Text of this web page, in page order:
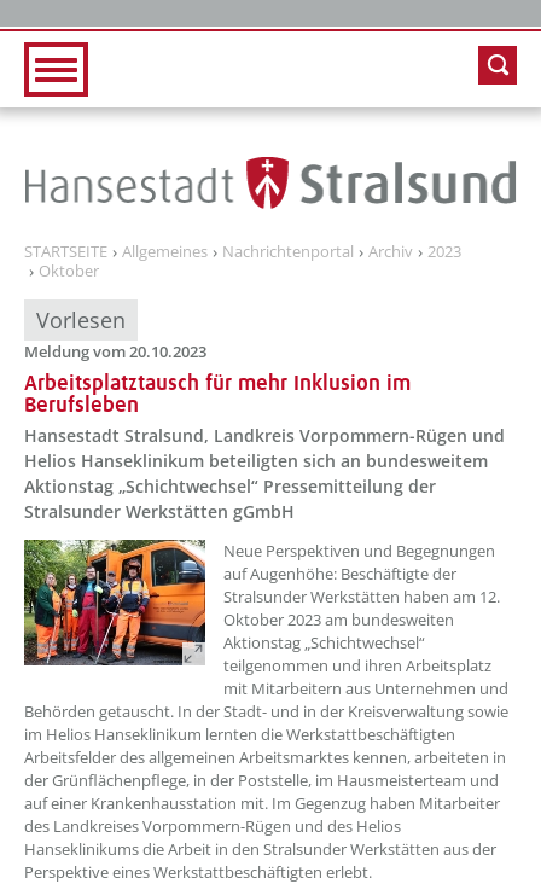
STARTSEITE Allgemeines Nachrichtenportal Archiv
2023
Oktober
Vorlesen
Meldung vom 20.10.2023
Arbeitsplatztausch für mehr Inklusion im
Berufsleben
Hansestadt Stralsund, Landkreis Vorpommern-Rügen und
Helios Hanseklinikum beteiligten sich an bundesweitem
Aktionstag „Schichtwechsel“ Pressemitteilung der
Stralsunder Werkstätten gGmbH
??? absaetzeOben[1]/titel ???
Neue Perspektiven und Begegnungen
auf Augenhöhe: Beschäftigte der
Stralsunder Werkstätten haben am 12.
Oktober 2023 am bundesweiten
Aktionstag „Schichtwechsel“
teilgenommen und ihren Arbeitsplatz
mit Mitarbeitern aus Unternehmen und
Behörden getauscht. In der Stadt- und in der Kreisverwaltung sowie
im Helios Hanseklinikum lernten die Werkstattbeschäftigten
Arbeitsfelder des allgemeinen Arbeitsmarktes kennen, arbeiteten in
der Grünflächenpflege, in der Poststelle, im Hausmeisterteam und
auf einer Krankenhausstation mit. Im Gegenzug haben Mitarbeiter
des Landkreises Vorpommern-Rügen und des Helios
Hanseklinikums die Arbeit in den Stralsunder Werkstätten aus der
Perspektive eines Werkstattbeschäftigten erlebt.